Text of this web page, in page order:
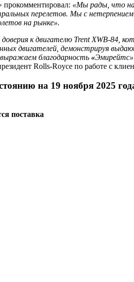
прокомментировал: «Мы рады, что
перелетов. Мы с
на рынке».
к двигателю Trent XWB-84,
двигателей, демонстрируя
благодарность «Эмирейтс»
Rolls-Royce по работе с
на 19 ноября 2025
поставка